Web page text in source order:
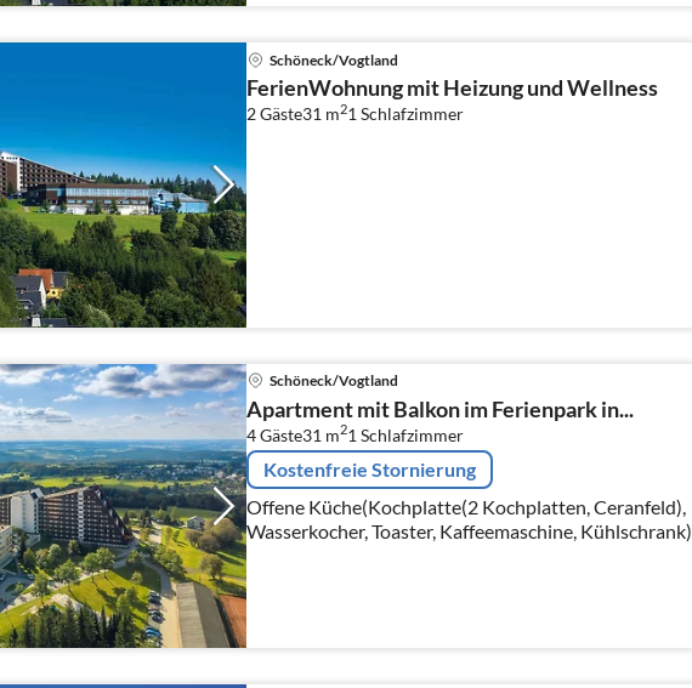
Schöneck/Vogtland
FerienWohnung mit Heizung und Wellness
2 Gäste31 m21 Schlafzimmer
Schöneck/Vogtland
Apartment mit Balkon im Ferienpark in...
4 Gäste31 m21 Schlafzimmer
Kostenfreie Stornierung
Offene Küche(Kochplatte(2 Kochplatten, Ceranfeld),
Wasserkocher, Toaster, Kaffeemaschine, Kühlschrank),
Wohn/Esszimmer(Doppelschlafcouch, TV(Flatscreen,
Satellit)